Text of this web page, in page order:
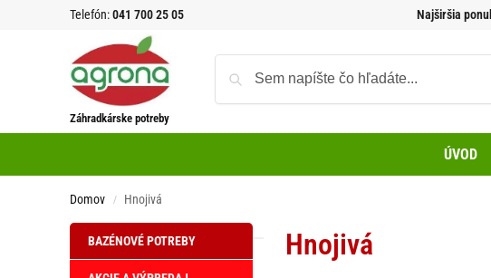
Telefón:041 700 25 05 Najširšia
Záhradkárske potreby
ÚVOD
Domov / Hnojivá
Hnojivá
BAZÉNOVÉ POTREBY